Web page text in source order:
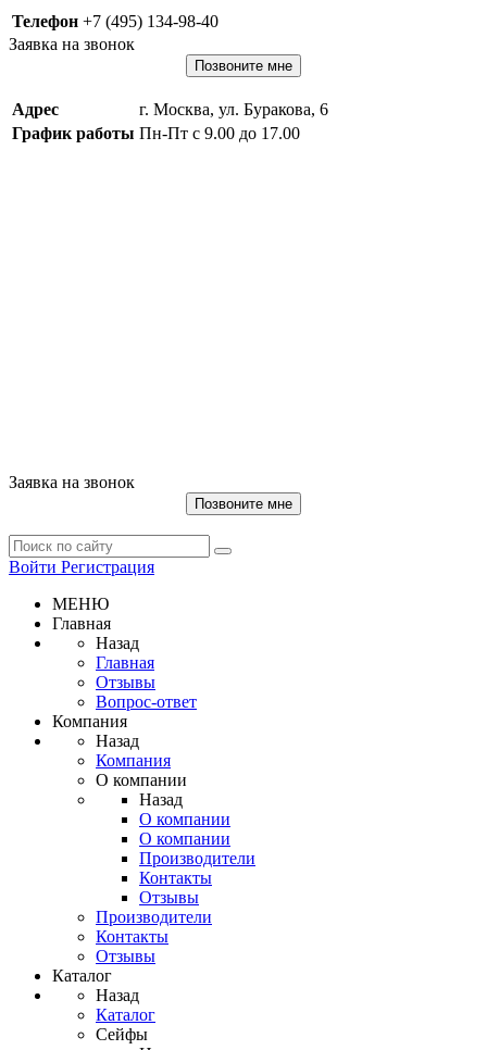
Телефон +7 (495) 134-98-40
Заявка на звонок
Позвоните мне
Адрес
г. Москва, ул. Буракова, 6
График работы Пн-Пт с 9.00 до 17.00
Заявка на звонок
Позвоните мне
Войти Регистрация
МЕНЮ
Главная
Назад
Главная
Отзывы
Вопрос-ответ
Компания
Назад
Компания
О компании
Назад
О компании
О компании
Производители
Контакты
Отзывы
Производители
Контакты
Отзывы
Каталог
Назад
Каталог
Сейфы